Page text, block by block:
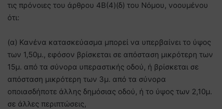
τις πρόνοιες του άρθρου 4Β(4)(δ) του Νόμου, νοουμένου
ότι:
(α) Κανένα κατασκεύασμα μπορεί να υπερβαίνει το ύψος
των 1,50μ., εφόσον βρίσκεται σε απόσταση μικρότερη των
15μ. από τα σύνορα υπεραστικής οδού, ή βρίσκεται σε
απόσταση μικρότερη των 3μ. από τα σύνορα
οποιασδήποτε άλλης δημόσιας οδού, ή το ύψος των 2,10μ.
σε άλλες περιπτώσεις,